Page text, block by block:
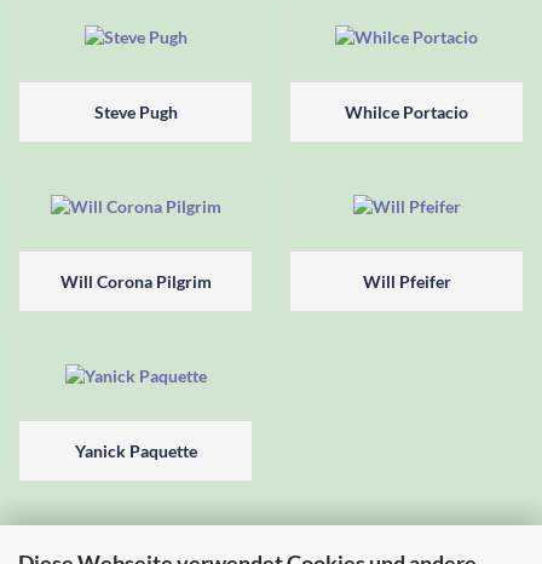
Steve Pugh Whilce Portacio
Will Corona Pilgrim Will Pfeifer
Yanick Paquette